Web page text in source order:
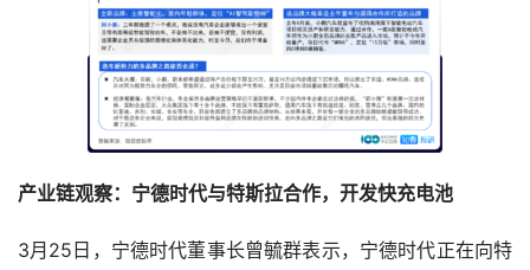
产业链观察：宁德时代与特斯拉合作，开发快充电池
3月25日，宁德时代董事长曾毓群表示，宁德时代正在向特